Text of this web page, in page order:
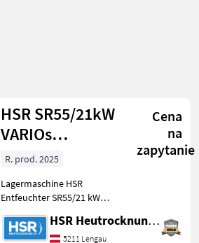
HSR SR55/21kW
VARIOs
Entfeuchter
Cena
na
zapytanie
R. prod. 2025
Lagermaschine HSR
Entfeuchter SR55/21 kW
Gehäusestellung: OJR
Abmessungen: 2, 54x1,
HSR Heutrocknung SR GmbH
5211 Lengau